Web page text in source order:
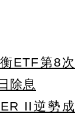
ETF第8次
除息
II逆勢成